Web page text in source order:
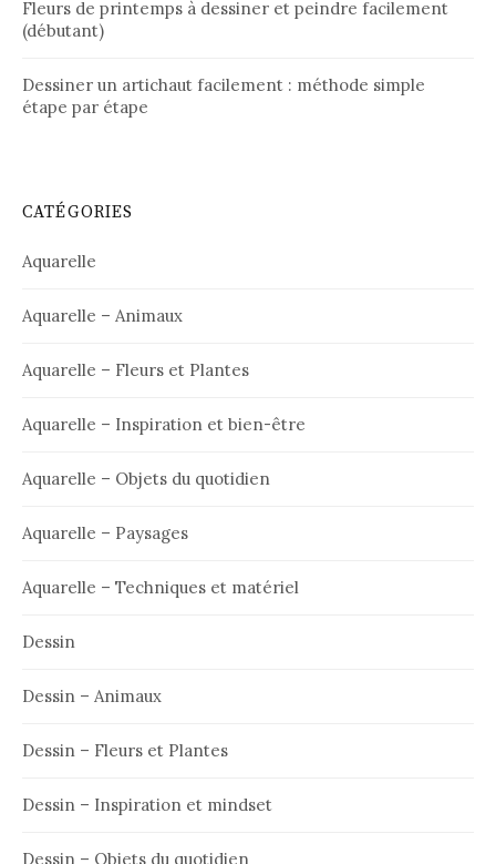
Fleurs de printemps à dessiner et peindre facilement
(débutant)
Dessiner un artichaut facilement : méthode simple
étape par étape
CATÉGORIES
Aquarelle
Aquarelle – Animaux
Aquarelle – Fleurs et Plantes
Aquarelle – Inspiration et bien-être
Aquarelle – Objets du quotidien
Aquarelle – Paysages
Aquarelle – Techniques et matériel
Dessin
Dessin – Animaux
Dessin – Fleurs et Plantes
Dessin – Inspiration et mindset
Dessin – Objets du quotidien